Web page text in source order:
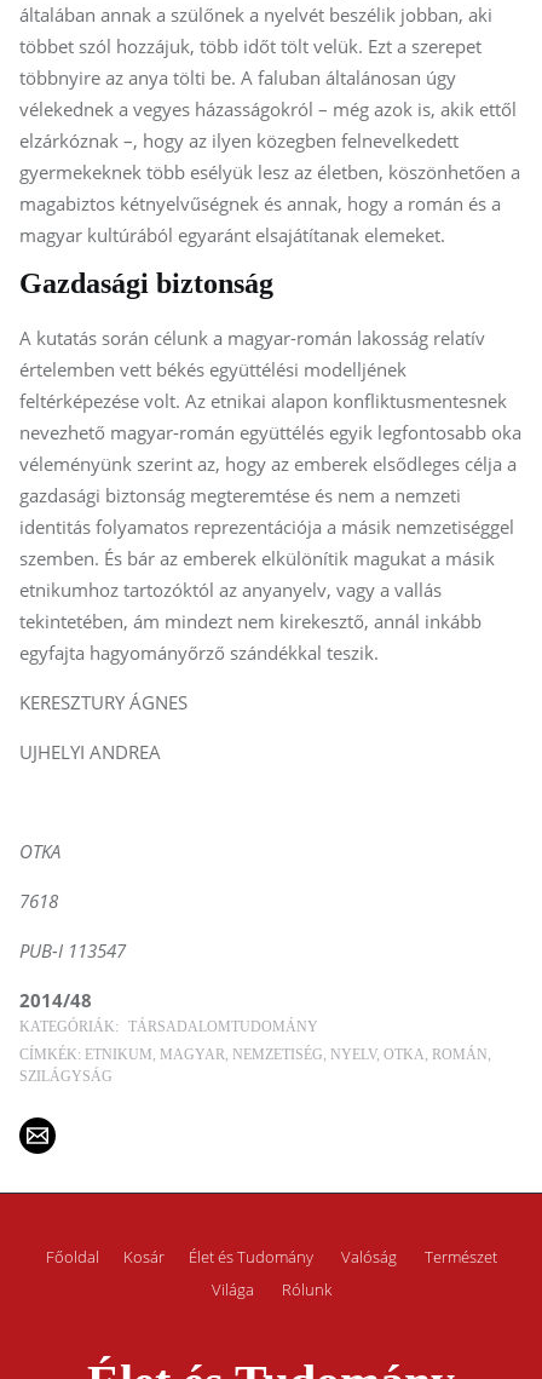
általában annak a szülőnek a nyelvét beszélik jobban, aki
többet szól hozzájuk, több időt tölt velük. Ezt a szerepet
többnyire az anya tölti be. A faluban általánosan úgy
vélekednek a vegyes házasságokról – még azok is, akik ettől
elzárkóznak –, hogy az ilyen közegben felnevelkedett
gyermekeknek több esélyük lesz az életben, köszönhetően a
magabiztos kétnyelvűségnek és annak, hogy a román és a
magyar kultúrából egyaránt elsajátítanak elemeket.
Gazdasági biztonság
A kutatás során célunk a magyar-román lakosság relatív
értelemben vett békés együttélési modelljének
feltérképezése volt. Az etnikai alapon konfliktusmentesnek
nevezhető magyar-román együttélés egyik legfontosabb oka
véleményünk szerint az, hogy az emberek elsődleges célja a
gazdasági biztonság megteremtése és nem a nemzeti
identitás folyamatos reprezentációja a másik nemzetiséggel
szemben. És bár az emberek elkülönítik magukat a másik
etnikumhoz tartozóktól az anyanyelv, vagy a vallás
tekintetében, ám mindezt nem kirekesztő, annál inkább
egyfajta hagyományőrző szándékkal teszik.
KERESZTURY ÁGNES
UJHELYI ANDREA
OTKA
7618
PUB-I 113547
2014/48
KATEGÓRIÁK:
TÁRSADALOMTUDOMÁNY
CÍMKÉK: ETNIKUM MAGYAR NEMZETISÉG NYELV OTKA
ROMÁN
SZILÁGYSÁG
Főoldal Kosár Élet és Tudomány Valóság
Természet
Világa
Rólunk